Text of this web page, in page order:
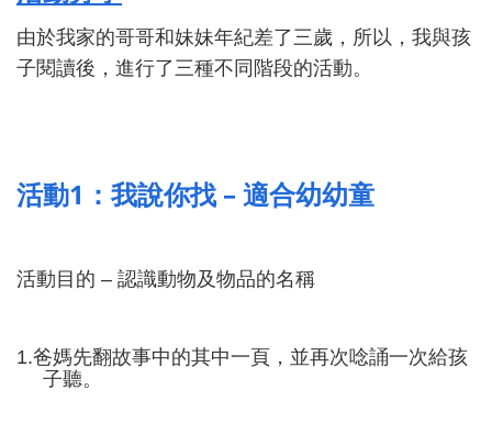
由於我家的哥哥和妹妹年紀差了三歲，所以，我與孩
子閱讀後，進行了三種不同階段的活動。
活動1 ：我說你找 – 適合幼幼童
活動目的 – 認識動物及物品的名稱
1.爸媽先翻故事中的其中一頁，並再次唸誦一次給孩
子聽。